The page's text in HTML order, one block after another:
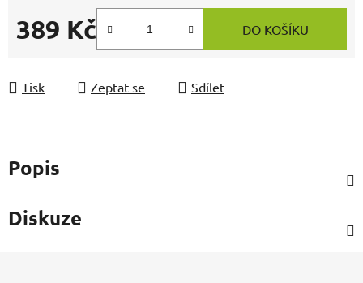
389 Kč DO KOŠÍKU
Tisk Zeptat se Sdílet
Popis
Diskuze